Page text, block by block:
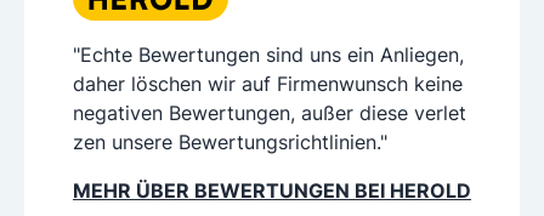
"Echte Bewertungen sind uns ein Anliegen,
daher löschen wir auf Firmenwunsch keine
negativen Bewertungen, außer diese verlet
zen unsere Bewertungsrichtlinien."
MEHR ÜBER BEWERTUNGEN BEI HEROLD